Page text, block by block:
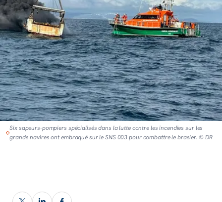
Six sapeurs-pompiers spécialisés dans la lutte contre les incendies sur les
grands navires ont embraqué sur le SNS 003 pour combattre le brasier. © DR